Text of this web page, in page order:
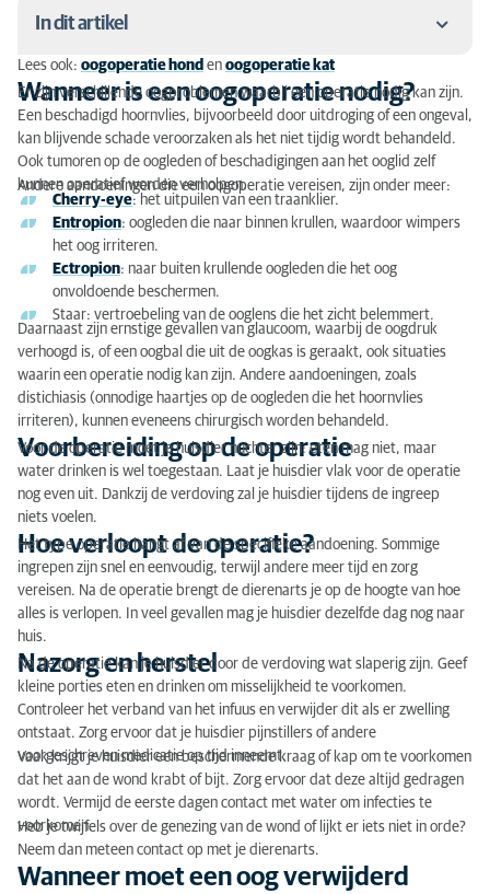
In dit artikel
Wanneer is een oogoperatie nodig?
Voorbereiding op de operatie
Hoe verloopt de operatie?
Nazorg en herstel
Wanneer moet een oog verwijderd worden?
Voor- en nadelen van oogoperaties
Kosten en advies
Lees ook: oogoperatie hond en oogoperatie kat
Wanneer is een oogoperatie nodig?
Er zijn verschillende oogproblemen waarbij een operatie nodig kan zijn.
Een beschadigd hoornvlies, bijvoorbeeld door uitdroging of een ongeval,
kan blijvende schade veroorzaken als het niet tijdig wordt behandeld.
Ook tumoren op de oogleden of beschadigingen aan het ooglid zelf
kunnen operatief worden verholpen.
Andere aandoeningen die een oogoperatie vereisen, zijn onder meer:
Cherry-eye: het uitpuilen van een traanklier.
Entropion: oogleden die naar binnen krullen, waardoor wimpers
het oog irriteren.
Ectropion: naar buiten krullende oogleden die het oog
onvoldoende beschermen.
Staar: vertroebeling van de ooglens die het zicht belemmert.
Daarnaast zijn ernstige gevallen van glaucoom, waarbij de oogdruk
verhoogd is, of een oogbal die uit de oogkas is geraakt, ook situaties
waarin een operatie nodig kan zijn. Andere aandoeningen, zoals
distichiasis (onnodige haartjes op de oogleden die het hoornvlies
irriteren), kunnen eveneens chirurgisch worden behandeld.
Voorbereiding op de operatie
Voor de operatie moet je huisdier nuchter zijn: eten mag niet, maar
water drinken is wel toegestaan. Laat je huisdier vlak voor de operatie
nog even uit. Dankzij de verdoving zal je huisdier tijdens de ingreep
niets voelen.
Hoe verloopt de operatie?
Het type operatie hangt af van de specifieke aandoening. Sommige
ingrepen zijn snel en eenvoudig, terwijl andere meer tijd en zorg
vereisen. Na de operatie brengt de dierenarts je op de hoogte van hoe
alles is verlopen. In veel gevallen mag je huisdier dezelfde dag nog naar
huis.
Nazorg en herstel
Na de operatie kan je huisdier door de verdoving wat slaperig zijn. Geef
kleine porties eten en drinken om misselijkheid te voorkomen.
Controleer het verband van het infuus en verwijder dit als er zwelling
ontstaat. Zorg ervoor dat je huisdier pijnstillers of andere
voorgeschreven medicatie op tijd inneemt.
Vaak krijgt je huisdier een beschermende kraag of kap om te voorkomen
dat het aan de wond krabt of bijt. Zorg ervoor dat deze altijd gedragen
wordt. Vermijd de eerste dagen contact met water om infecties te
voorkomen.
Heb je twijfels over de genezing van de wond of lijkt er iets niet in orde?
Neem dan meteen contact op met je dierenarts.
Wanneer moet een oog verwijderd